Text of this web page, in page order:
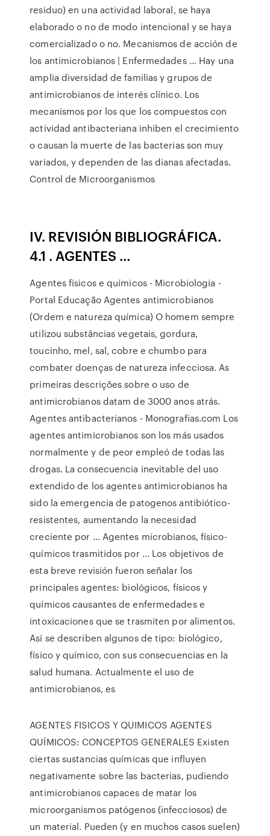
residuo) en una actividad laboral, se haya
elaborado o no de modo intencional y se haya
comercializado o no. Mecanismos de acción de
los antimicrobianos | Enfermedades ... Hay una
amplia diversidad de familias y grupos de
antimicrobianos de interés clínico. Los
mecanismos por los que los compuestos con
actividad antibacteriana inhiben el crecimiento
o causan la muerte de las bacterias son muy
variados, y dependen de las dianas afectadas.
Control de Microorganismos
IV. REVISIÓN BIBLIOGRÁFICA.
4.1 . AGENTES …
Agentes físicos e químicos - Microbiologia -
Portal Educação Agentes antimicrobianos
(Ordem e natureza química) O homem sempre
utilizou substâncias vegetais, gordura,
toucinho, mel, sal, cobre e chumbo para
combater doenças de natureza infecciosa. As
primeiras descrições sobre o uso de
antimicrobianos datam de 3000 anos atrás.
Agentes antibacterianos - Monografias.com Los
agentes antimicrobianos son los más usados
normalmente y de peor empleó de todas las
drogas. La consecuencia inevitable del uso
extendido de los agentes antimicrobianos ha
sido la emergencia de patogenos antibiótico-
resistentes, aumentando la necesidad
creciente por … Agentes microbianos, físico-
químicos trasmitidos por ... Los objetivos de
esta breve revisión fueron señalar los
principales agentes: biológicos, físicos y
químicos causantes de enfermedades e
intoxicaciones que se trasmiten por alimentos.
Así se describen algunos de tipo: biológico,
físico y químico, con sus consecuencias en la
salud humana. Actualmente el uso de
antimicrobianos, es
AGENTES FISICOS Y QUIMICOS AGENTES
QUÍMICOS: CONCEPTOS GENERALES Existen
ciertas sustancias químicas que influyen
negativamente sobre las bacterias, pudiendo
antimicrobianos capaces de matar los
microorganismos patógenos (infecciosos) de
un material. Pueden (y en muchos casos suelen)